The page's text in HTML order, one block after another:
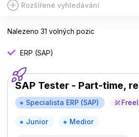
Rozšířené vyhledávání
Nalezeno 31 volných pozic
ERP (SAP)
SAP Tester - Part-time,
Specialista ERP (SAP)
Junior Medior